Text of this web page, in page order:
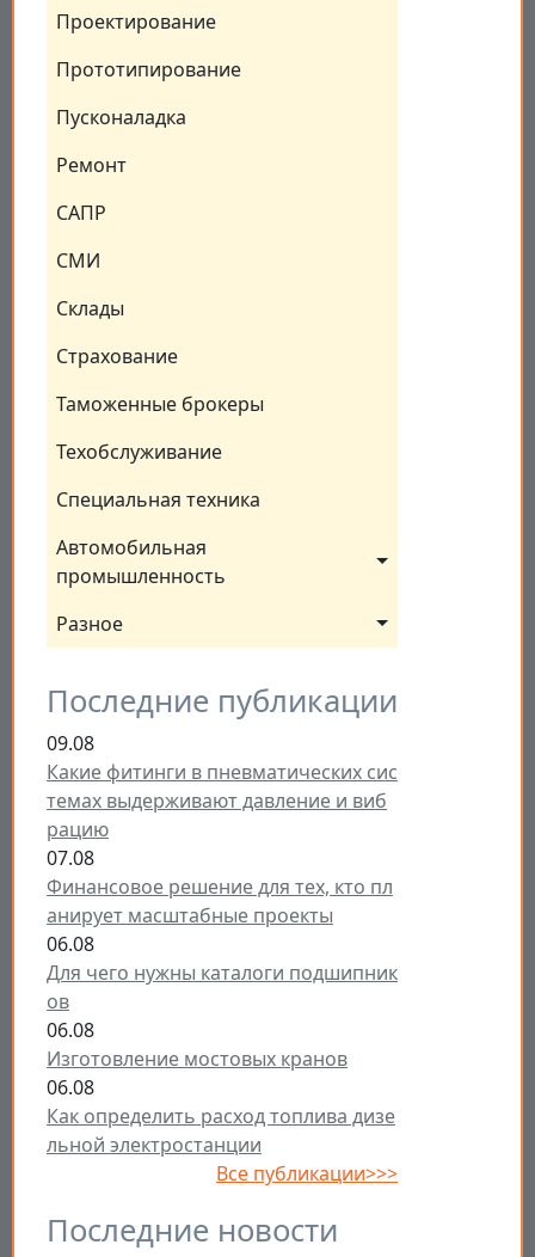
Проектирование
Прототипирование
Пусконаладка
Ремонт
САПР
СМИ
Склады
Страхование
Таможенные брокеры
Техобслуживание
Специальная техника
Автомобильная
промышленность
Разное
Последние публикации
09.08
Какие фитинги в пневматических сис
темах выдерживают давление и виб
рацию
07.08
Финансовое решение для тех, кто пл
анирует масштабные проекты
06.08
Для чего нужны каталоги подшипник
ов
06.08
Изготовление мостовых кранов
06.08
Как определить расход топлива дизе
льной электростанции
Все публикации>>>
Последние новости